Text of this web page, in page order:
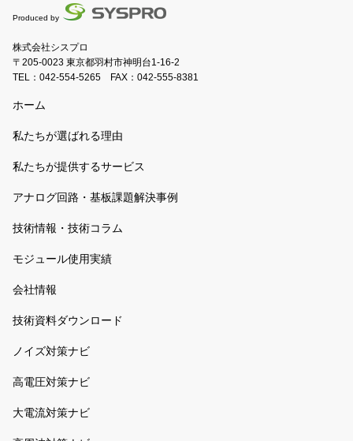
Produced by
株式会社シスプロ
〒205-0023 東京都羽村市神明台1-16-2
TEL： 042-554-5265 FAX：042-555-8381
ホーム
私たちが選ばれる理由
私たちが提供するサービス
アナログ回路・基板課題解決事例
技術情報・技術コラム
モジュール使用実績
会社情報
技術資料ダウンロード
ノイズ対策ナビ
高電圧対策ナビ
大電流対策ナビ